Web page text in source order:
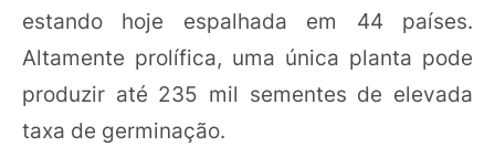
estando hoje espalhada em 44 países.
Altamente prolífica, uma única planta pode
produzir até 235 mil sementes de elevada
taxa de germinação.